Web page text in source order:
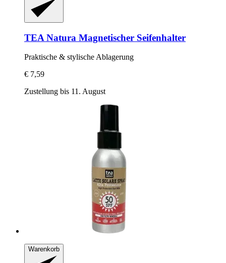
TEA Natura Magnetischer Seifenhalter
Praktische & stylische Ablagerung
€ 7,59
Zustellung bis 11. August
Warenkorb